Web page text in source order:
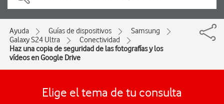
Ayuda Guías de dispositivos
Samsung
Galaxy S24 Ultra
Conectividad
Haz una copia de seguridad de las fotografías y los
vídeos en Google Drive
Elige el tema de tu consulta